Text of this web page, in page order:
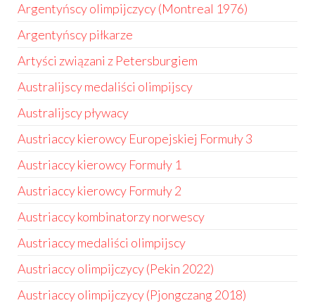
Argentyńscy olimpijczycy (Montreal 1976)
Argentyńscy piłkarze
Artyści związani z Petersburgiem
Australijscy medaliści olimpijscy
Australijscy pływacy
Austriaccy kierowcy Europejskiej Formuły 3
Austriaccy kierowcy Formuły 1
Austriaccy kierowcy Formuły 2
Austriaccy kombinatorzy norwescy
Austriaccy medaliści olimpijscy
Austriaccy olimpijczycy (Pekin 2022)
Austriaccy olimpijczycy (Pjongczang 2018)